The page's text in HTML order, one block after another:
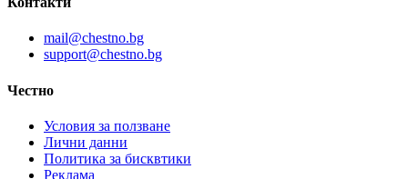
mail@chestno.bg
support@chestno.bg
Честно
Условия за ползване
Лични данни
Политика за бисквтики
Реклама